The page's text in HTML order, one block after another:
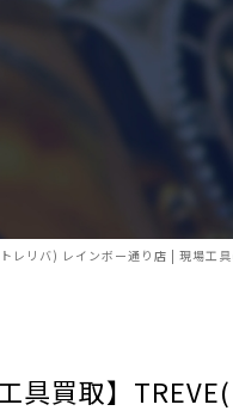
レリバ) レインボー通り店 | 現場工
工具買取】